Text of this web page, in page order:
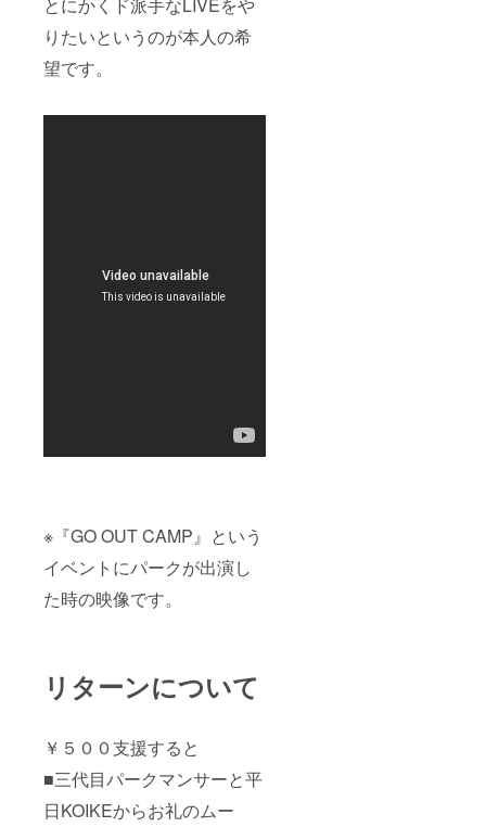
りたいというのが本人の希
望です。
※『GO OUT CAMP』という
イベントにパークが出演し
た時の映像です。
リターンについて
￥５００支援すると
■三代目パークマンサーと平
日KOIKEからお礼のムー